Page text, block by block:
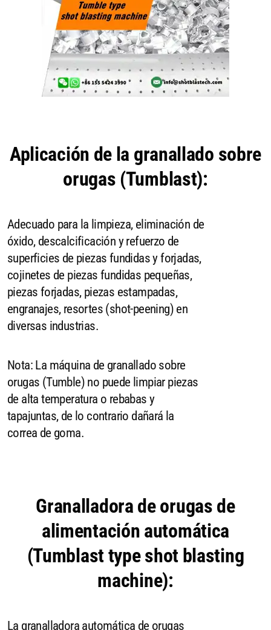
Aplicación de la granallado sobre
orugas (Tumblast):
Adecuado para la limpieza, eliminación de
óxido, descalcificación y refuerzo de
superficies de piezas fundidas y forjadas,
cojinetes de piezas fundidas pequeñas,
piezas forjadas, piezas estampadas,
engranajes, resortes (shot-peening) en
diversas industrias.
Nota: La máquina de granallado sobre
orugas (Tumble) no puede limpiar piezas
de alta temperatura o rebabas y
tapajuntas, de lo contrario dañará la
correa de goma.
Granalladora de orugas de
alimentación automática
(Tumblast type shot blasting
machine):
La granalladora automática de orugas